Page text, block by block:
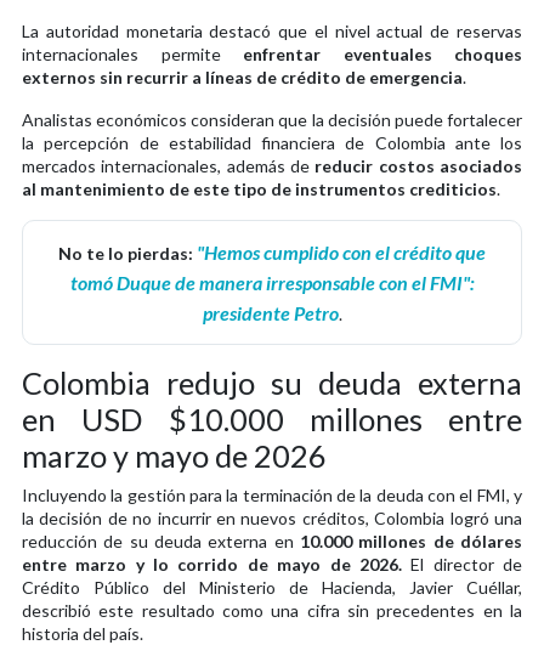
La autoridad monetaria destacó que el nivel actual de reservas
internacionales permite enfrentar eventuales choques
externos sin recurrir a líneas de crédito de emergencia.
Analistas económicos consideran que la decisión puede fortalecer
la percepción de estabilidad financiera de Colombia ante los
mercados internacionales, además de reducir costos asociados
al mantenimiento de este tipo de instrumentos crediticios.
No te lo pierdas: "Hemos cumplido con el crédito que
tomó Duque de manera irresponsable con el FMI":
presidente Petro.
Colombia redujo su deuda externa
en USD $10.000 millones entre
marzo y mayo de 2026
Incluyendo la gestión para la terminación de la deuda con el FMI, y
la decisión de no incurrir en nuevos créditos, Colombia logró una
reducción de su deuda externa en 10.000 millones de dólares
entre marzo y lo corrido de mayo de 2026.El director de
Crédito Público del Ministerio de Hacienda, Javier Cuéllar,
describió este resultado como una cifra sin precedentes en la
historia del país.